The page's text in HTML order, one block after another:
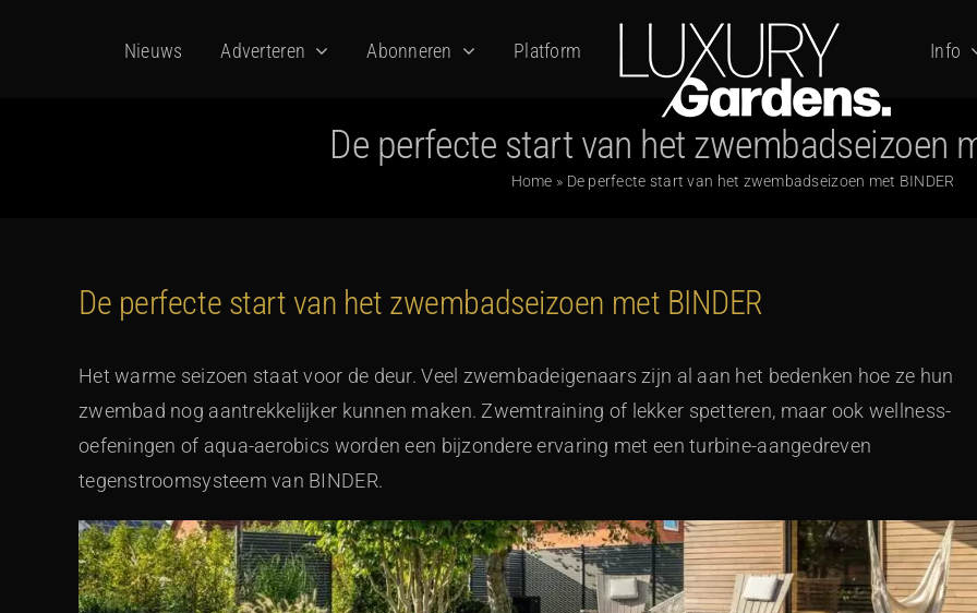
Nieuws Adverteren Abonneren Platform Info
De perfecte start van het zwembadseizoen
Home » De perfecte start van het zwembadseizoen met BINDER
De perfecte start van het zwembadseizoen met BINDER
Het warme seizoen staat voor de deur. Veel zwembadeigenaars zijn al aan het bedenken hoe ze hun
zwembad nog aantrekkelijker kunnen maken. Zwemtraining of lekker spetteren, maar ook wellness-
oefeningen of aqua-aerobics worden een bijzondere ervaring met een turbine-aangedreven
tegenstroomsysteem van BINDER.